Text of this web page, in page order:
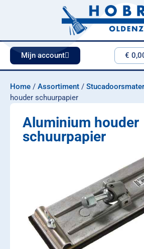
Mijn account €
Home / Assortiment /
houder schuurpapier
Aluminium houder
schuurpapier